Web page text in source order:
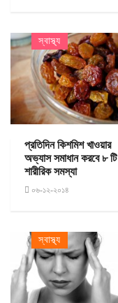
স্বাস্থ্য
প্রতিদিন কিশমিশ খাওয়ার
অভ্যাস সমাধান করবে ৮ টি
শারীরিক সমস্যা
০৬-১২-২০১৪
স্বাস্থ্য